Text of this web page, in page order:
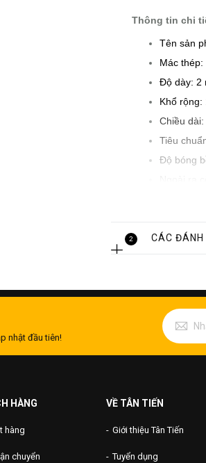
Thông tin chi
Tên sản
Mác
Độ dày: 2
Khổ rộng:
Chiều
Tiêu
Độ bóng
Ngoài ra
2 CÁC ĐÁNH
nhật đầu tiên!
HÀNG
hàng
chuyển
VỀ TÂN TIẾN
Giới thiệu Tân Tiến
Tuyển dụng